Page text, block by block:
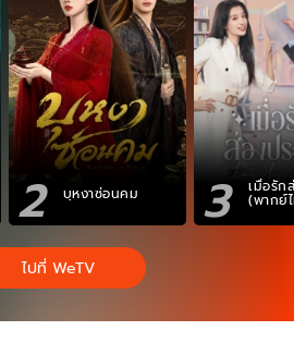
2 บุหงาซ่อนคม 3 เมื่อรัก
(พากย์
ไปที่ WeTV